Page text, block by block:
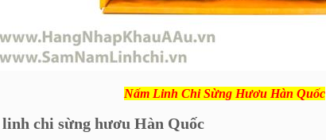
Nấm Linh Chi Sừng Hươu Hàn Quốc
chi sừng hươu Hàn Quốc